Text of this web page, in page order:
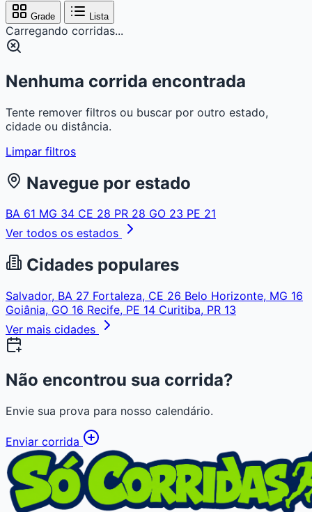
Grade Lista
Carregando corridas...
Nenhuma corrida encontrada
Tente remover filtros ou buscar por outro estado,
cidade ou distância.
Limpar filtros
Navegue por estado
BA 61 MG 34 CE 28 PR 28 GO 23 PE 21
Ver todos os estados
Cidades populares
Salvador, BA 27 Fortaleza, CE 26 Belo Horizonte, MG 16
Goiânia, GO 16 Recife, PE 14 Curitiba, PR 13
Ver mais cidades
Não encontrou sua corrida?
Envie sua prova para nosso calendário.
Enviar corrida